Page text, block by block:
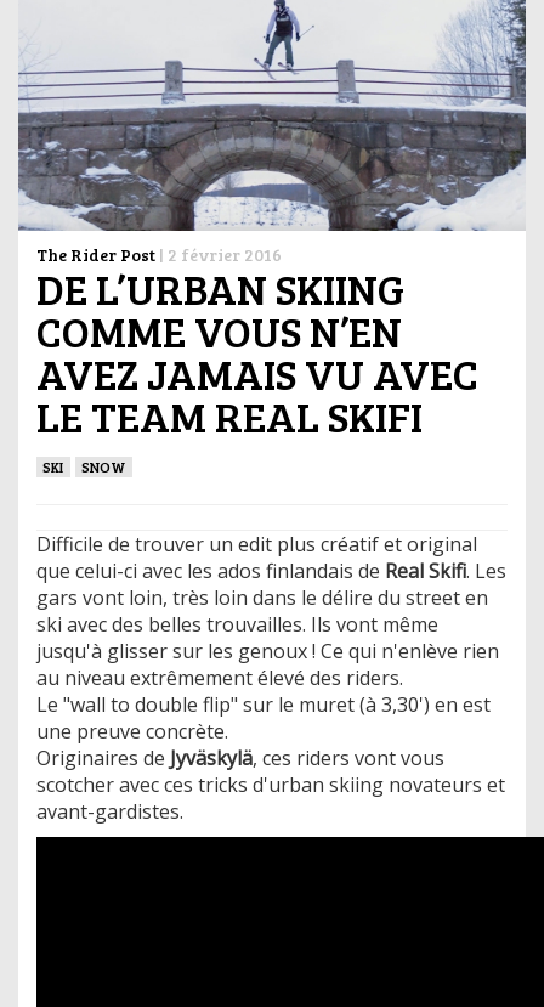
The Rider Post | 2 février 2016
DE L’URBAN SKIING
COMME VOUS N’EN
AVEZ JAMAIS VU AVEC
LE TEAM REAL SKIFI
SKI SNOW
Difficile de trouver un edit plus créatif et original
que celui-ci avec les ados finlandais de Real Skifi. Les
gars vont loin, très loin dans le délire du street en
ski avec des belles trouvailles. Ils vont même
jusqu'à glisser sur les genoux ! Ce qui n'enlève rien
au niveau extrêmement élevé des riders.
Le "wall to double flip" sur le muret (à 3,30') en est
une preuve concrète.
Originaires de Jyväskylä, ces riders vont vous
scotcher avec ces tricks d'urban skiing novateurs et
avant-gardistes.